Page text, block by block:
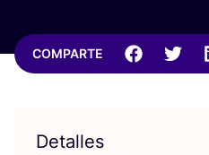
COMPARTE
Detalles